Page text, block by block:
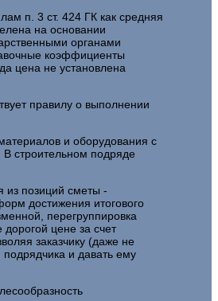
п. 3 ст. 424 ГК как средняя
на основании
органами
коэффициенты
цена не установлена
правилу о выполнении
и оборудования с
строительном подряде
из позиций сметы -
достижения итогового
перегруппировка
цене за счет
заказчику (даже не
и давать ему